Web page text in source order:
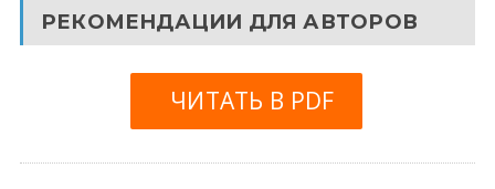
РЕКОМЕНДАЦИИ ДЛЯ АВТОРОВ
ЧИТАТЬ В PDF